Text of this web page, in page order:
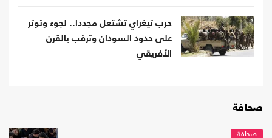
حرب تيغراي تشتعل مجددا.. لجوء وتوتر
على حدود السودان وترقب بالقرن
الأفريقي
صحافة
صحافة